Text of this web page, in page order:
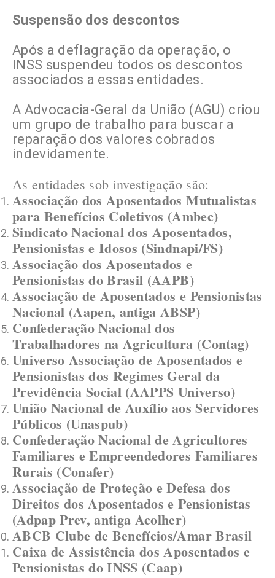
Suspensão dos descontos
Após a deflagração da operação, o
INSS suspendeu todos os descontos
associados a essas entidades.
A Advocacia-Geral da União (AGU) criou
um grupo de trabalho para buscar a
reparação dos valores cobrados
indevidamente.
As entidades sob investigação são:​
Associação dos Aposentados Mutualistas
para Benefícios Coletivos (Ambec)
Sindicato Nacional dos Aposentados,
Pensionistas e Idosos (Sindnapi/FS)
Associação dos Aposentados e
Pensionistas do Brasil (AAPB)
Associação de Aposentados e Pensionistas
Nacional (Aapen, antiga ABSP)
Confederação Nacional dos
Trabalhadores na Agricultura (Contag)
Universo Associação de Aposentados e
Pensionistas dos Regimes Geral da
Previdência Social (AAPPS Universo)
União Nacional de Auxílio aos Servidores
Públicos (Unaspub)
Confederação Nacional de Agricultores
Familiares e Empreendedores Familiares
Rurais (Conafer)
Associação de Proteção e Defesa dos
Direitos dos Aposentados e Pensionistas
(Adpap Prev, antiga Acolher)
ABCB Clube de Benefícios/Amar Brasil
Caixa de Assistência dos Aposentados e
Pensionistas do INSS (Caap)